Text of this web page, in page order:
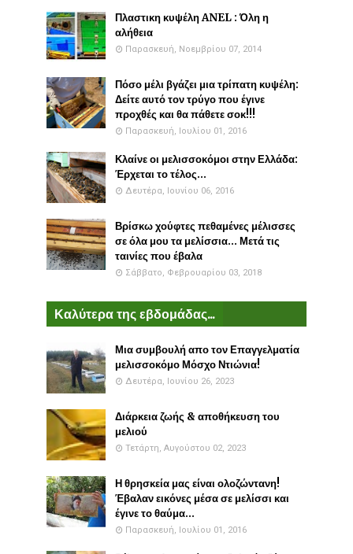
Πλαστικη κυψέλη ANEL : Όλη η
αλήθεια
Παρασκευή, Νοεμβρίου 07, 2014
Πόσο μέλι βγάζει μια τρίπατη κυψέλη:
Δείτε αυτό τον τρύγο που έγινε
προχθές και θα πάθετε σοκ!!!
Παρασκευή, Ιουλίου 01, 2016
Κλαίνε οι μελισσοκόμοι στην Ελλάδα:
Έρχεται το τέλος...
Δευτέρα, Ιουνίου 06, 2016
Βρίσκω χούφτες πεθαμένες μέλισσες
σε όλα μου τα μελίσσια... Μετά τις
ταινίες που έβαλα
Σάββατο, Φεβρουαρίου 03, 2018
Καλύτερα της εβδομάδας...
Μια συμβουλή απο τον Επαγγελματία
μελισσοκόμο Μόσχο Ντιώνια!
Δευτέρα, Ιουνίου 26, 2023
Διάρκεια ζωής & αποθήκευση του
μελιού
Τετάρτη, Αυγούστου 02, 2023
Η θρησκεία μας είναι ολοζώντανη!
Έβαλαν εικόνες μέσα σε μελίσσι και
έγινε το θαύμα...
Παρασκευή, Ιουλίου 01, 2016